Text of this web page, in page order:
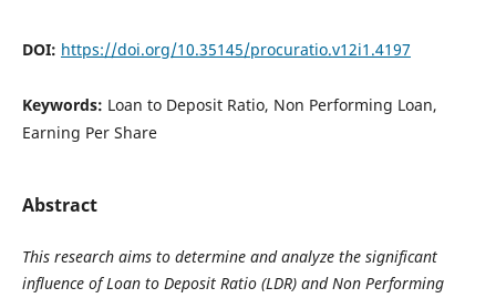
DOI: https://doi.org/10.35145/procuratio.v12i1.4197
Keywords: Loan to Deposit Ratio, Non Performing Loan,
Earning Per Share
Abstract
This research aims to determine and analyze the significant
influence of Loan to Deposit Ratio (LDR) and Non Performing